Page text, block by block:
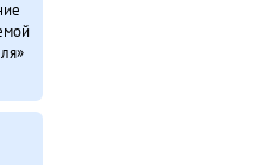
70 анӈанил [2] (2013)